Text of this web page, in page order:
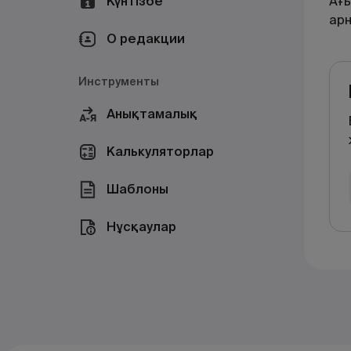
О редакции
Инструменты
Анықтамалық
Калькуляторлар
Шаблоны
Нұсқаулар